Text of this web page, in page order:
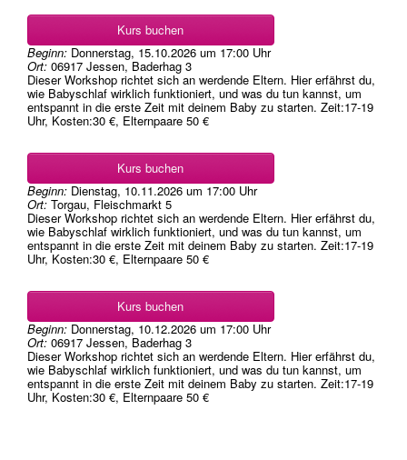
Kurs buchen
Beginn: Donnerstag, 15.10.2026 um 17:00 Uhr
Ort: 06917 Jessen, Baderhag 3
Dieser Workshop richtet sich an werdende Eltern. Hier erfährst du,
wie Babyschlaf wirklich funktioniert, und was du tun kannst, um
entspannt in die erste Zeit mit deinem Baby zu starten. Zeit:17-19
Uhr, Kosten:30 €, Elternpaare 50 €
Kurs buchen
Beginn: Dienstag, 10.11.2026 um 17:00 Uhr
Ort: Torgau, Fleischmarkt 5
Dieser Workshop richtet sich an werdende Eltern. Hier erfährst du,
wie Babyschlaf wirklich funktioniert, und was du tun kannst, um
entspannt in die erste Zeit mit deinem Baby zu starten. Zeit:17-19
Uhr, Kosten:30 €, Elternpaare 50 €
Kurs buchen
Beginn: Donnerstag, 10.12.2026 um 17:00 Uhr
Ort: 06917 Jessen, Baderhag 3
Dieser Workshop richtet sich an werdende Eltern. Hier erfährst du,
wie Babyschlaf wirklich funktioniert, und was du tun kannst, um
entspannt in die erste Zeit mit deinem Baby zu starten. Zeit:17-19
Uhr, Kosten:30 €, Elternpaare 50 €